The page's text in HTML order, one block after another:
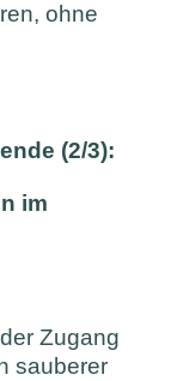
ohne
(2/3):
im
Zugang
sauberer